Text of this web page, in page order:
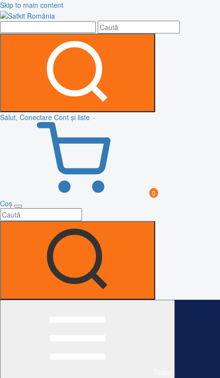
Skip to main content
Salut, Conectare Cont și liste
0
Coș